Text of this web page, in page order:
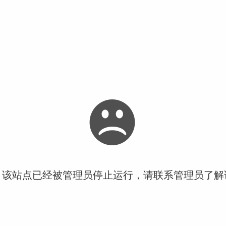
站点已经被管理员停止运行，请联系管理员了